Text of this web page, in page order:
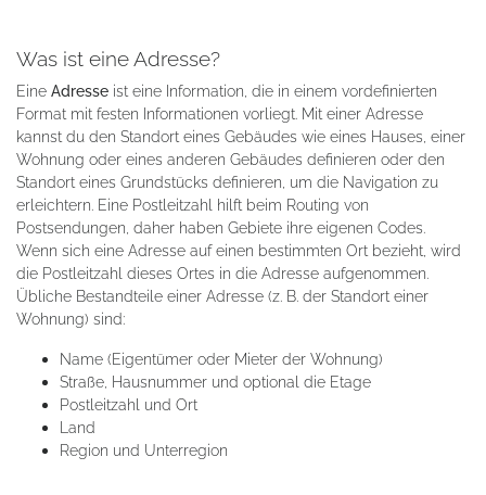
Was ist eine Adresse?
Eine Adresse ist eine Information, die in einem vordefinierten
Format mit festen Informationen vorliegt. Mit einer Adresse
kannst du den Standort eines Gebäudes wie eines Hauses, einer
Wohnung oder eines anderen Gebäudes definieren oder den
Standort eines Grundstücks definieren, um die Navigation zu
erleichtern. Eine Postleitzahl hilft beim Routing von
Postsendungen, daher haben Gebiete ihre eigenen Codes.
Wenn sich eine Adresse auf einen bestimmten Ort bezieht, wird
die Postleitzahl dieses Ortes in die Adresse aufgenommen.
Übliche Bestandteile einer Adresse (z. B. der Standort einer
Wohnung) sind:
Name (Eigentümer oder Mieter der Wohnung)
Straße, Hausnummer und optional die Etage
Postleitzahl und Ort
Land
Region und Unterregion